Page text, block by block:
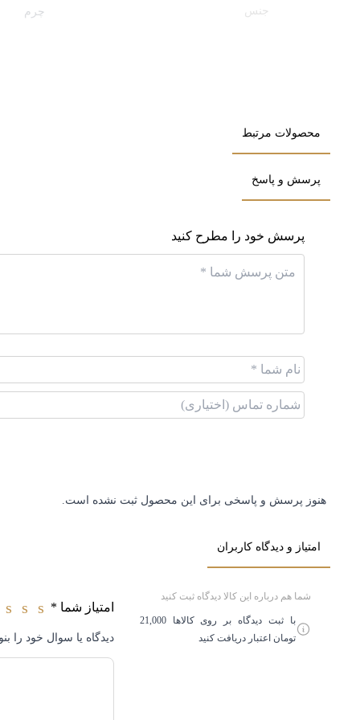
جنس چرم
نوع
نحوه بسته شدن زیپ
مورد استفاده اداری,
سایر ویژگی‌ها
محصولات مرتبط
پرسش و پاسخ
پرسش خود را مطرح کنید
هنوز پرسش و پاسخی برای این محصول ثبت نشده است.
امتیاز و دیدگاه کاربران
شما هم درباره این کالا دیدگاه ثبت کنید
با ثبت دیدگاه بر روی کالاها 21,000
تومان اعتبار دریافت کنید
امتیاز شما *
دیدگاه یا سوال خود را